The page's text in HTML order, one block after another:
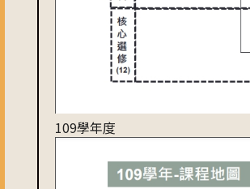
109學年度